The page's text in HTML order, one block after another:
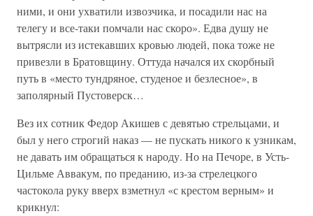
ними, и они ухватили извозчика, и посадили нас на
телегу и все-таки помчали нас скоро». Едва душу не
вытрясли из истекавших кровью людей, пока тоже не
привезли в Братовщину. Оттуда начался их скорбный
путь в «место тундряное, студеное и безлесное», в
заполярный Пустоверск…
Вез их сотник Федор Акишев с девятью стрельцами, и
был у него строгий наказ — не пускать никого к узникам,
не давать им обращаться к народу. Но на Печоре, в Усть-
Цильме Аввакум, по преданию, из-за стрелецкого
частокола руку вверх взметнул «с крестом верным» и
крикнул: